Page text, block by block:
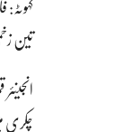
تین
چکری میں 16 افراد کا